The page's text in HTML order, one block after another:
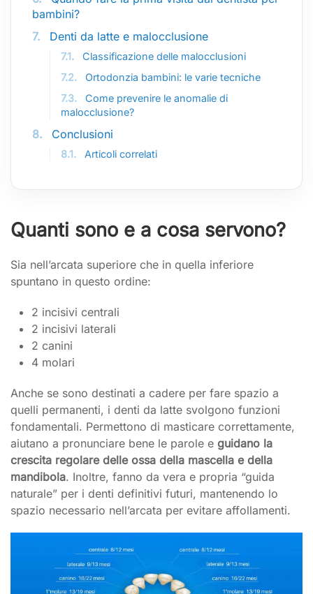
bambini?
7.
Denti da latte e malocclusione
7.1.
Classificazione delle malocclusioni
7.2.
Ortodonzia bambini: le varie tecniche
7.3.
Come prevenire le anomalie di
malocclusione?
8. Conclusioni
8.1. Articoli correlati
Quanti sono e a cosa servono?
Sia nell’arcata superiore che in quella inferiore
spuntano in questo ordine:
2 incisivi centrali
2 incisivi laterali
2 canini
4 molari
Anche se sono destinati a cadere per fare spazio a
quelli permanenti, i denti da latte svolgono funzioni
fondamentali. Permettono di masticare correttamente,
aiutano a pronunciare bene le parole e guidano la
crescita regolare delle ossa della mascella e della
mandibola. Inoltre, fanno da vera e propria “guida
naturale” per i denti definitivi futuri, mantenendo lo
spazio necessario nell’arcata per evitare affollamenti.